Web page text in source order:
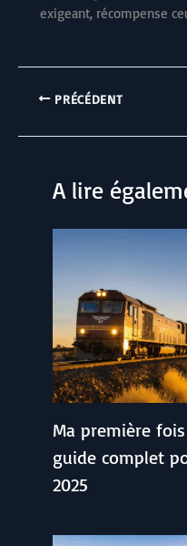
exigeant, récompense
PRÉCÉDENT
A lire
Ma première
guide complet
2025